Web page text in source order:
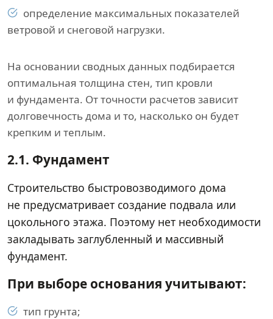
определение максимальных показателей
ветровой и снеговой нагрузки.
На основании сводных данных подбирается
оптимальная толщина стен, тип кровли
и фундамента. От точности расчетов зависит
долговечность дома и то, насколько он будет
крепким и теплым.
2.1. Фундамент
Строительство быстровозводимого дома
не предусматривает создание подвала или
цокольного этажа. Поэтому нет необходимости
закладывать заглубленный и массивный
фундамент.
При выборе основания учитывают:
тип грунта;